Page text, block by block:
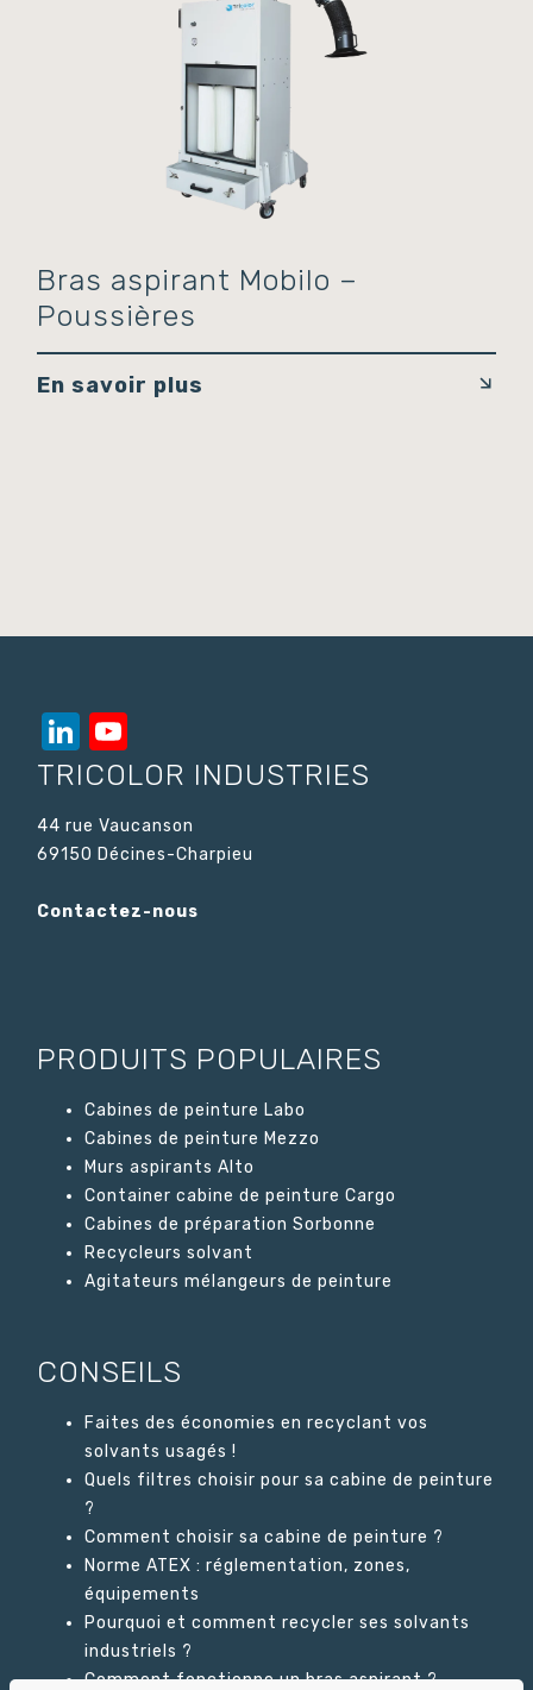
Bras aspirant Mobilo –
Poussières
En savoir plus
LinkedIn
Channel
TRICOLOR INDUSTRIES
44 rue Vaucanson
69150 Décines-Charpieu
Contactez-nous
PRODUITS POPULAIRES
Cabines de peinture Labo
Cabines de peinture Mezzo
Murs aspirants Alto
Container cabine de peinture Cargo
Cabines de préparation Sorbonne
Recycleurs solvant
Agitateurs mélangeurs de peinture
CONSEILS
Faites des économies en recyclant vos
solvants usagés !
Quels filtres choisir pour sa cabine de peinture
?
Comment choisir sa cabine de peinture ?
Norme ATEX : réglementation, zones,
équipements
Pourquoi et comment recycler ses solvants
industriels ?
Comment fonctionne un bras aspirant ?